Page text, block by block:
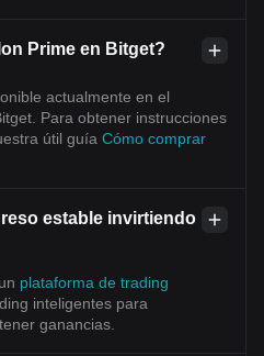
Prime en Bitget?
actualmente en el
Para obtener instrucciones
útil guía Cómo comprar
estable invirtiendo
plataforma de trading
inteligentes para
ganancias.